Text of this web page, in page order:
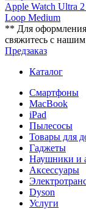
Apple Watch Ultra
Loop Medium
** Для оформления
свяжитесь с
Предзаказ
Каталог
Смартфоны
MacBook
iPad
Пылесосы
Товары для
Гаджеты
Наушники и
Аксессуары
Dyson
Услуги